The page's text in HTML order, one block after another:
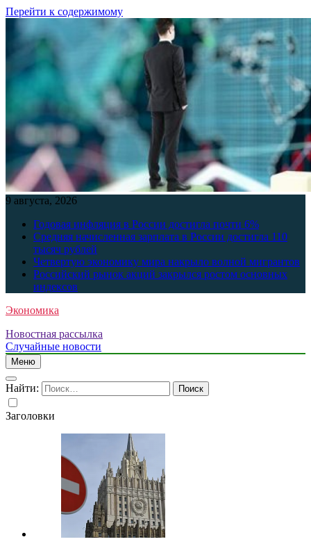
Перейти к содержимому
9 августа, 2026
Годовая инфляция в России достигла почти 6%
Средняя начисленная зарплата в России достигла 110
тысяч рублей
Четвертую экономику мира накрыло волной мигрантов
Российский рынок акций закрылся ростом основных
индексов
Экономика
Новостная рассылка
Случайные новости
Меню
Найти:
Заголовки